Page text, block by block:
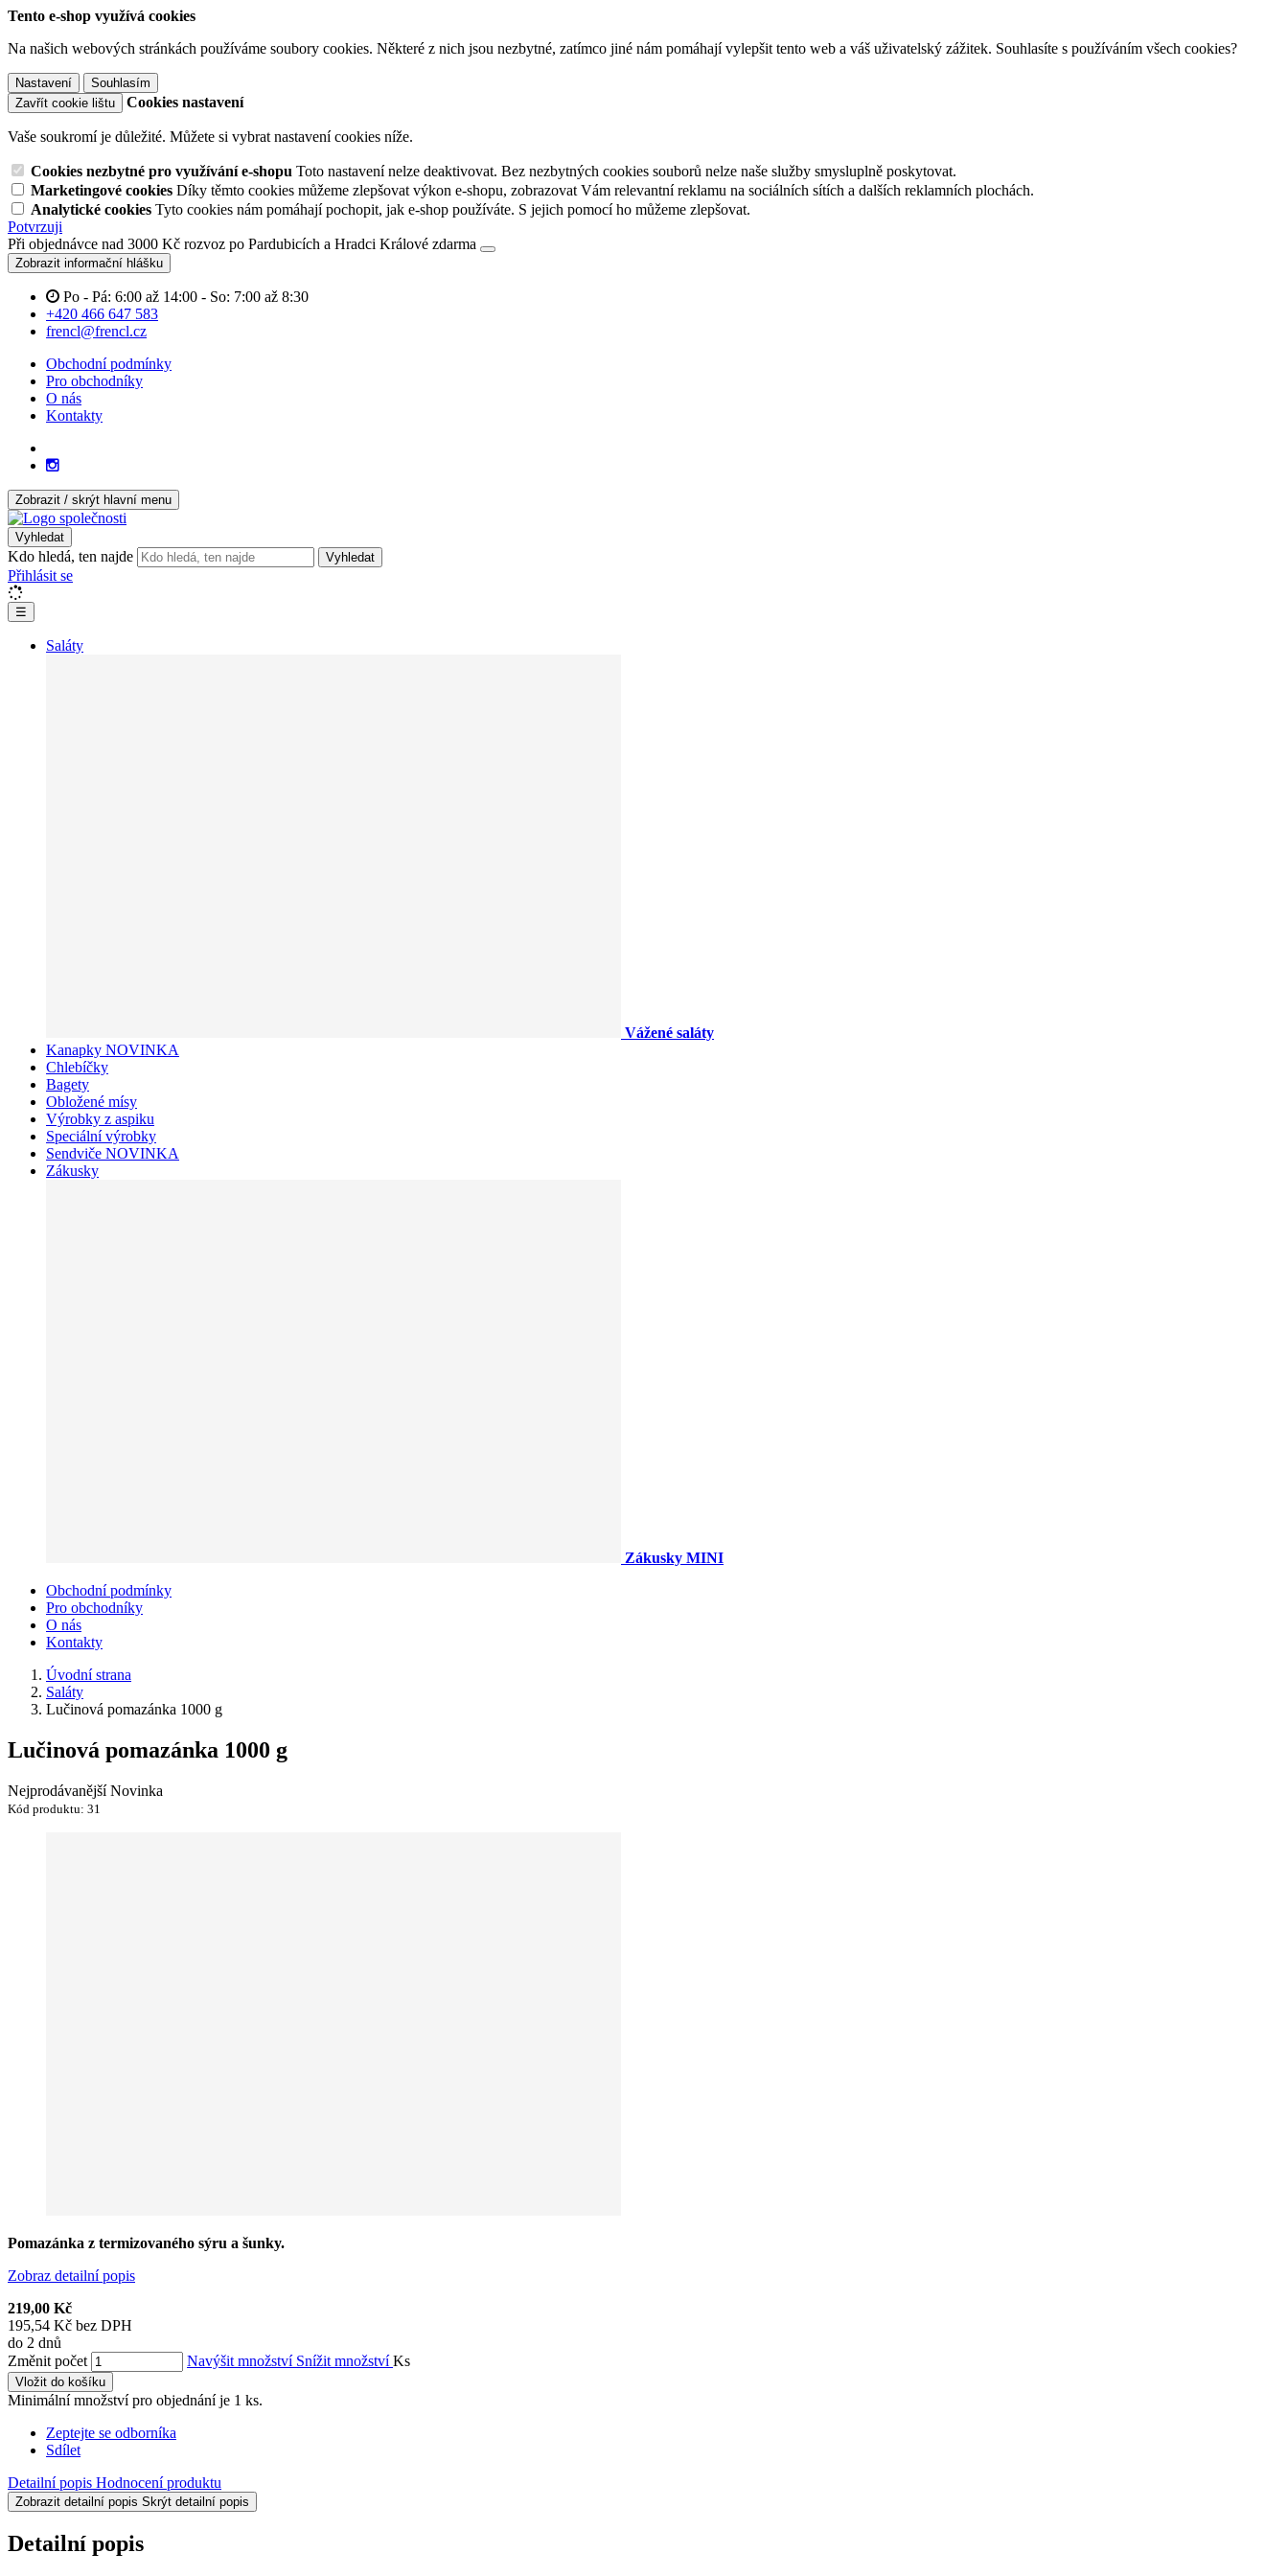
Tento e-shop využívá cookies
Na našich webových stránkách používáme soubory cookies. Některé z nich jsou nezbytné, zatímco jiné nám pomáhají vylepšit tento web a váš uživatelský zážitek. Souhlasíte s používáním všech cookies?
Nastavení
Souhlasím
Zavřít cookie lištu
Cookies nastavení
Vaše soukromí je důležité. Můžete si vybrat nastavení cookies níže.
Cookies nezbytné pro využívání e-shopu Toto nastavení nelze deaktivovat. Bez nezbytných cookies souborů nelze naše služby smysluplně poskytovat.
Marketingové cookies Díky těmto cookies můžeme zlepšovat výkon e-shopu, zobrazovat Vám relevantní reklamu na sociálních sítích a dalších reklamních plochách.
Analytické cookies Tyto cookies nám pomáhají pochopit, jak e-shop používáte. S jejich pomocí ho můžeme zlepšovat.
Potvrzuji
Při objednávce nad 3000 Kč rozvoz po Pardubicích a Hradci Králové zdarma
Zobrazit informační hlášku
Po - Pá: 6:00 až 14:00 - So: 7:00 až 8:30
+420 466 647 583
frencl@frencl.cz
Obchodní podmínky
Pro obchodníky
O nás
Kontakty
Zobrazit / skrýt hlavní menu
Vyhledat
Kdo hledá, ten najde Vyhledat
Přihlásit se
☰
Saláty
Vážené saláty
Kanapky NOVINKA
Chlebíčky
Bagety
Obložené mísy
Výrobky z aspiku
Speciální výrobky
Sendviče NOVINKA
Zákusky
Zákusky MINI
Obchodní podmínky
Pro obchodníky
O nás
Kontakty
Úvodní strana
Saláty
Lučinová pomazánka 1000 g
Lučinová pomazánka 1000 g
Nejprodávanější Novinka
Kód produktu: 31
Pomazánka z termizovaného sýru a šunky.
Zobraz detailní popis
219,00 Kč
195,54 Kč bez DPH
do 2 dnů
Změnit počet
Navýšit množství Snížit množstvíKs
Vložit do košíku
Minimální množství pro objednání je 1 ks.
Zeptejte se odborníka
Sdílet
Detailní popis Hodnocení produktu
Zobrazit detailní popis Skrýt detailní popis
Detailní popis